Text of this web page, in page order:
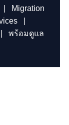
| Migration
|
| พร้อมดูแล